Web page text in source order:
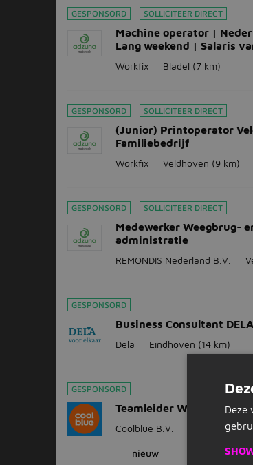
GESPONSORD SOLLICITEER DIRECT
Machine operator |
Lang weekend | Salaris
Workfix Bladel (7 km)
GESPONSORD SOLLICITEER DIRECT
(Junior) Printoperator
Familiebedrijf
Workfix Veldhoven (9 km)
GESPONSORD SOLLICITEER DIRECT
Medewerker Weegbrug-
administratie
REMONDIS Nederland B.V.
GESPONSORD
Business Consultant
Dela Eindhoven (14 km)
GESPONSORD
Teamleider Winkel bij
Coolblue B.V. Eindhoven (14
nieuw
Deze